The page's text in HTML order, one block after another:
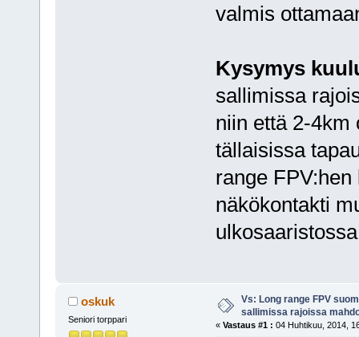
valmis
Kysymys
sallimissa
niin että 2-4km
tällaisissa
range
näkökontakti
oskuk
Seniori torppari
Vs: Long range FPV
sallimissa rajoissa
« Vastaus #1 : 04 Huhtikuu, 2014,